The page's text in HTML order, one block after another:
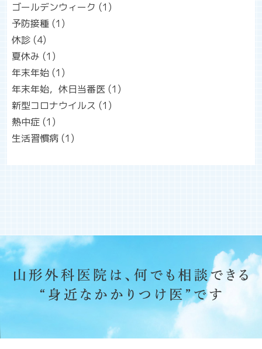
ゴールデンウィーク (1)
予防接種 (1)
休診 (4)
夏休み (1)
年末年始 (1)
年末年始，休日当番医 (1)
新型コロナウイルス (1)
熱中症 (1)
生活習慣病 (1)